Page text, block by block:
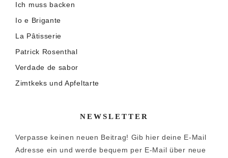
Ich muss backen
Io e Brigante
La Pâtisserie
Patrick Rosenthal
Verdade de sabor
Zimtkeks und Apfeltarte
NEWSLETTER
Verpasse keinen neuen Beitrag! Gib hier deine E-Mail
Adresse ein und werde bequem per E-Mail über neue